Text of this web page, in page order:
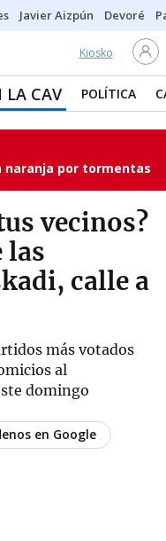
Javier Aizpún Devoré
Kiosko
LA CAV POLÍTICA
naranja por tormentas
vecinos?
las
calle a
más votados
al
domingo
en Google